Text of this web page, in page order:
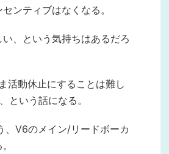
ンティブはなくなる。
、という気持ちはあるだろ
活動休止にすることは難し
という話になる。
、V6のメイン/リードボーカ